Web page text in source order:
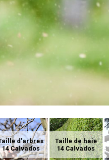
d'arbres
14 Calvados
Taille de haie
14 Calvados